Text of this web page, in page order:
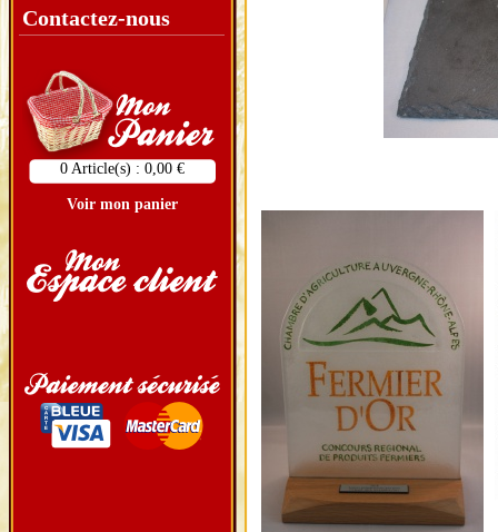
Contactez-nous
0 Article(s) : 0,00 €
Voir mon panier